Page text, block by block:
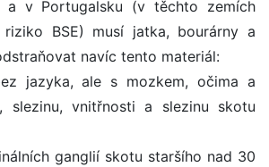
a v Portugalsku (v těchto zemích
riziko BSE) musí jatka, bourárny a
navíc tento materiál:
jazyka, ale s mozkem, očima a
slezinu, vnitřnosti a slezinu skotu
ganglií skotu staršího nad 30